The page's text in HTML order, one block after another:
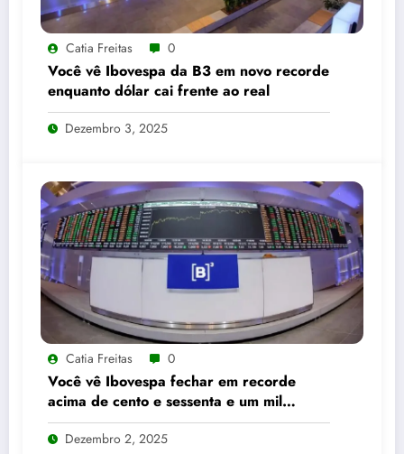
Catia Freitas 0
Você vê Ibovespa da B3 em novo recorde
enquanto dólar cai frente ao real
Dezembro 3, 2025
Catia Freitas 0
Você vê Ibovespa fechar em recorde
acima de cento e sessenta e um mil
pontos enquanto dólar recua para cinco
reais e trinta e três centavos
Dezembro 2, 2025